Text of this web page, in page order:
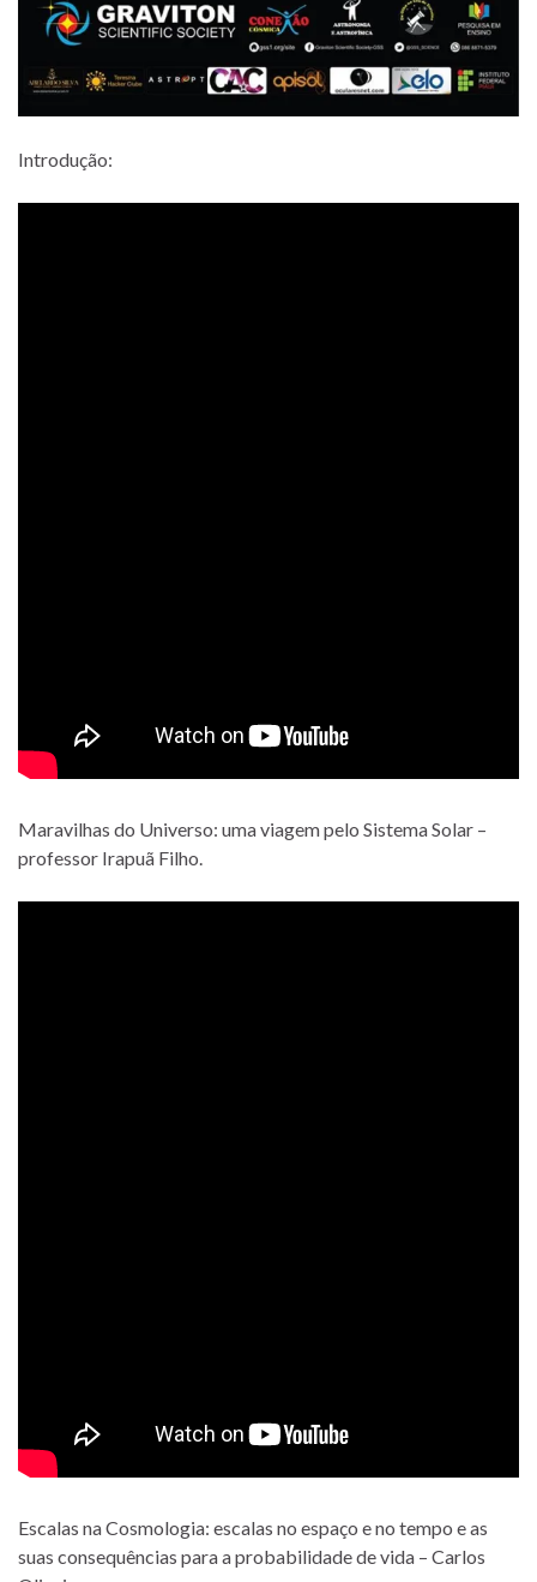
Introdução:
Maravilhas do Universo: uma viagem pelo Sistema Solar –
professor Irapuã Filho.
Escalas na Cosmologia: escalas no espaço e no tempo e as
suas consequências para a probabilidade de vida – Carlos